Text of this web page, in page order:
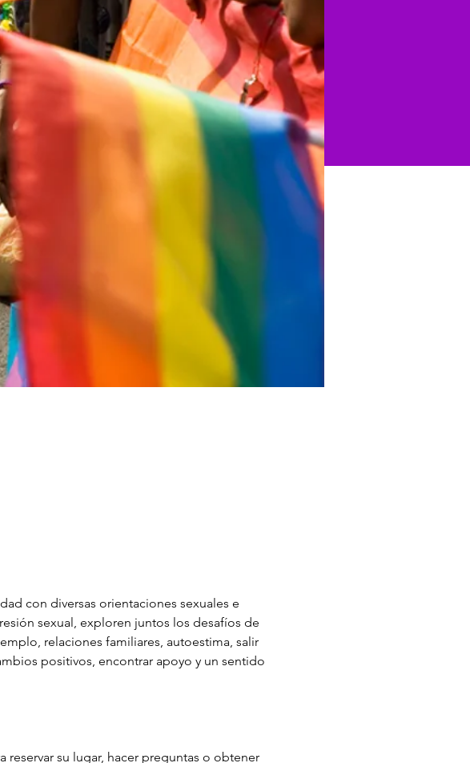
con diversas orientaciones sexuales e
sexual, exploren juntos los desafíos de
relaciones familiares, autoestima, salir
positivos, encontrar apoyo y un sentido
reservar su lugar, hacer preguntas o obtener